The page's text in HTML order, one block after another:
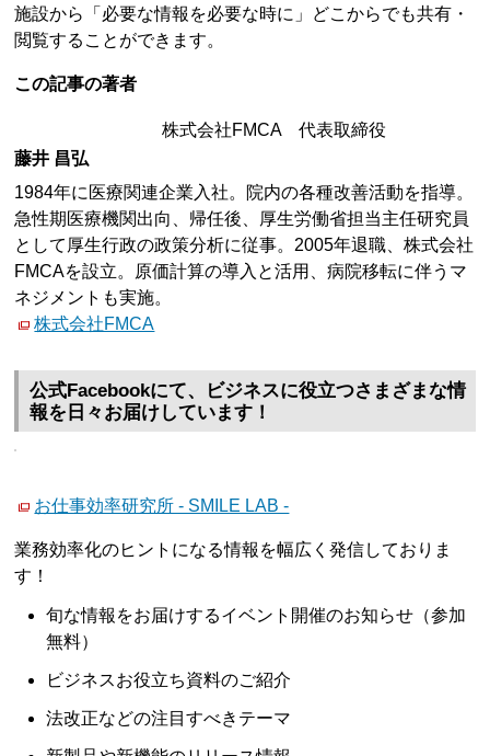
施設から「必要な情報を必要な時に」どこからでも共有・
閲覧することができます。
この記事の著者
株式会社FMCA 代表取締役
藤井 昌弘
1984年に医療関連企業入社。院内の各種改善活動を指導。
急性期医療機関出向、帰任後、厚生労働省担当主任研究員
として厚生行政の政策分析に従事。2005年退職、株式会社
FMCAを設立。原価計算の導入と活用、病院移転に伴うマ
ネジメントも実施。
株式会社FMCA
公式Facebookにて、ビジネスに役立つさまざまな情
報を日々お届けしています！
お仕事効率研究所 - SMILE LAB -
業務効率化のヒントになる情報を幅広く発信しておりま
す！
旬な情報をお届けするイベント開催のお知らせ（参加
無料）
ビジネスお役立ち資料のご紹介
法改正などの注目すべきテーマ